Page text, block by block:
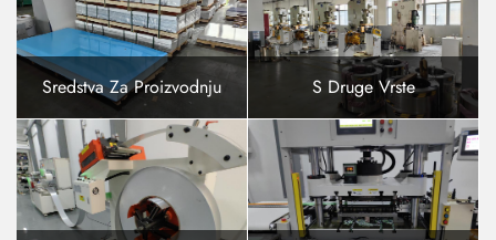
Sredstva Za Proizvodnju S Druge Vrste